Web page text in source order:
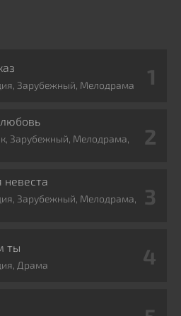
Зарубежный, Мелодрама
Зарубежный, Мелодрама,
невеста
Зарубежный, Мелодрама,
ты
Драма